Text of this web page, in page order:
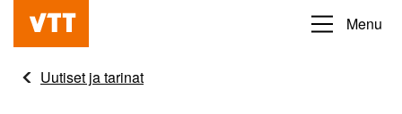
Hyppää
pääsisältöön
Beyond
obvious
Menu
Uutiset ja tarinat